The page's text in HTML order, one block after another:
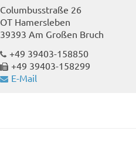
Columbusstraße 26
OT Hamersleben
39393 Am Großen Bruch
+49 39403-158850
+49 39403-158299
E-Mail